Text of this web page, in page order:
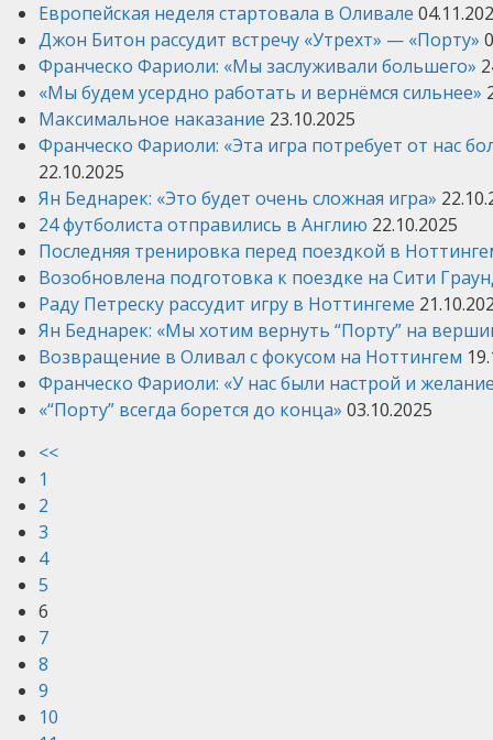
Европейская неделя стартовала в Оливале
Джон Битон рассудит встречу «Утрехт» — «Порту»
Франческо Фариоли: «Мы заслуживали большего»
«Мы будем усердно работать и вернёмся сильнее»
Максимальное наказание 23.10.2025
Франческо Фариоли: «Эта игра потребует от нас
22.10.2025
Ян Беднарек: «Это будет очень сложная игра»
24 футболиста отправились в Англию 22.10.2025
Последняя тренировка перед поездкой в
Возобновлена подготовка к поездке на Сити
Раду Петреску рассудит игру в Ноттингеме
Ян Беднарек: «Мы хотим вернуть “Порту” на
Возвращение в Оливал с фокусом на Ноттингем
Франческо Фариоли: «У нас были настрой и
«“Порту” всегда борется до конца» 03.10.2025
<<
1
2
3
4
5
6
7
8
9
10